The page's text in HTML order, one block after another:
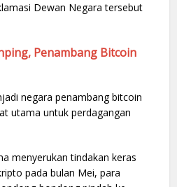
Dewan Negara tersebut
Penambang Bitcoin
negara penambang bitcoin
utama untuk perdagangan
menyerukan tindakan keras
pada bulan Mei, para